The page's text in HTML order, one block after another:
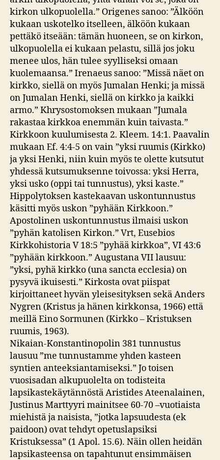
kirkon ulkopuolella.” Origenes sanoo: ”Älköön
kukaan uskotelko itselleen, älköön kukaan
pettäkö itseään: tämän huoneen, se on kirkon,
ulkopuolella ei kukaan pelastu, sillä jos joku
menee ulos, hän tulee syylliseksi omaan
kuolemaansa.” Irenaeus sanoo: ”Missä näet on
kirkko, siellä on myös Jumalan Henki; ja missä
on Jumalan Henki, siellä on kirkko ja kaikki
armo.” Khrysostomoksen mukaan ”Jumala
rakastaa kirkkoa enemmän kuin taivasta.”
Kirkkoon kuulumisesta 2. Kleem. 14:1. Paavalin
mukaan Ef. 4:4-5 on vain ”yksi ruumis (Kirkko)
ja yksi Henki, niin kuin myös te olette kutsutut
yhdessä kutsumuksenne toivossa: yksi Herra,
yksi usko (oppi tai tunnustus), yksi kaste.”
Hippolytoksen kastekaavan uskontunnustus
käsitti myös uskon ”pyhään Kirkkoon.”
Apostolinen uskontunnustus ilmaisi uskon
”pyhän katolisen Kirkon.” Vrt, Eusebios
Kirkkohistoria V 18:5 ”pyhää kirkkoa”, VI 43:6
”pyhään kirkkoon.” Augustana VII lausuu:
”yksi, pyhä kirkko (una sancta ecclesia) on
pysyvä ikuisesti.” Kirkosta ovat piispat
kirjoittaneet hyvän yleisesityksen sekä Anders
Nygren (Kristus ja hänen kirkkonsa, 1966) että
meillä Eino Sormunen (Kirkko – Kristuksen
ruumis, 1963).
Nikaian-Konstantinopolin 381 tunnustus
lausuu ”me tunnustamme yhden kasteen
syntien anteeksiantamiseksi.” Jo toisen
vuosisadan alkupuolelta on todisteita
lapsikastekäytännöstä Aristides Ateenalainen,
Justinus Marttyyri mainitsee 60-70 –vuotiaista
miehistä ja naisista, ”jotka lapsuudesta (ek
paidoon) ovat tehdyt opetuslapsiksi
Kristuksessa” (1 Apol. 15.6). Näin ollen heidän
lapsikasteensa on tapahtunut ensimmäisen